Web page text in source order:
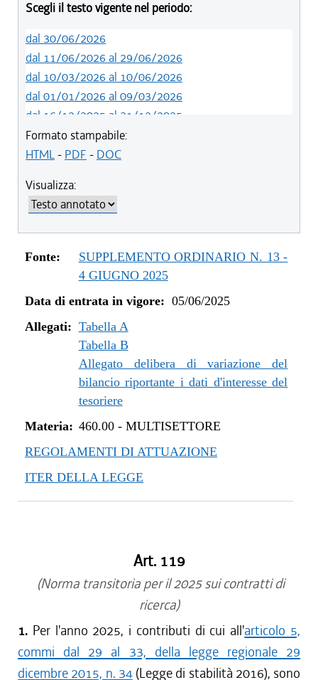
Scegli il testo vigente nel periodo:
dal 30/06/2026
dal 11/06/2026 al 29/06/2026
dal 10/03/2026 al 10/06/2026
dal 01/01/2026 al 09/03/2026
dal 16/12/2025 al 31/12/2025
dal 05/06/2025 al 15/12/2025
Formato stampabile:
HTML- PDF - DOC
Visualizza:
Fonte:
SUPPLEMENTO ORDINARIO N. 13 -
4 GIUGNO 2025
Data di entrata in vigore: 05/06/2025
Allegati: Tabella A
Tabella B
Allegato delibera di variazione del
bilancio riportante i dati d'interesse del
tesoriere
Materia: 460.00- MULTISETTORE
REGOLAMENTI DI ATTUAZIONE
ITER DELLA LEGGE
Art. 119
(Norma transitoria per il 2025 sui contratti di
ricerca)
1. Per l'anno 2025, i contributi di cui all'articolo 5,
commi dal 29 al 33, della legge regionale 29
dicembre 2015, n. 34(Legge di stabilità 2016), sono